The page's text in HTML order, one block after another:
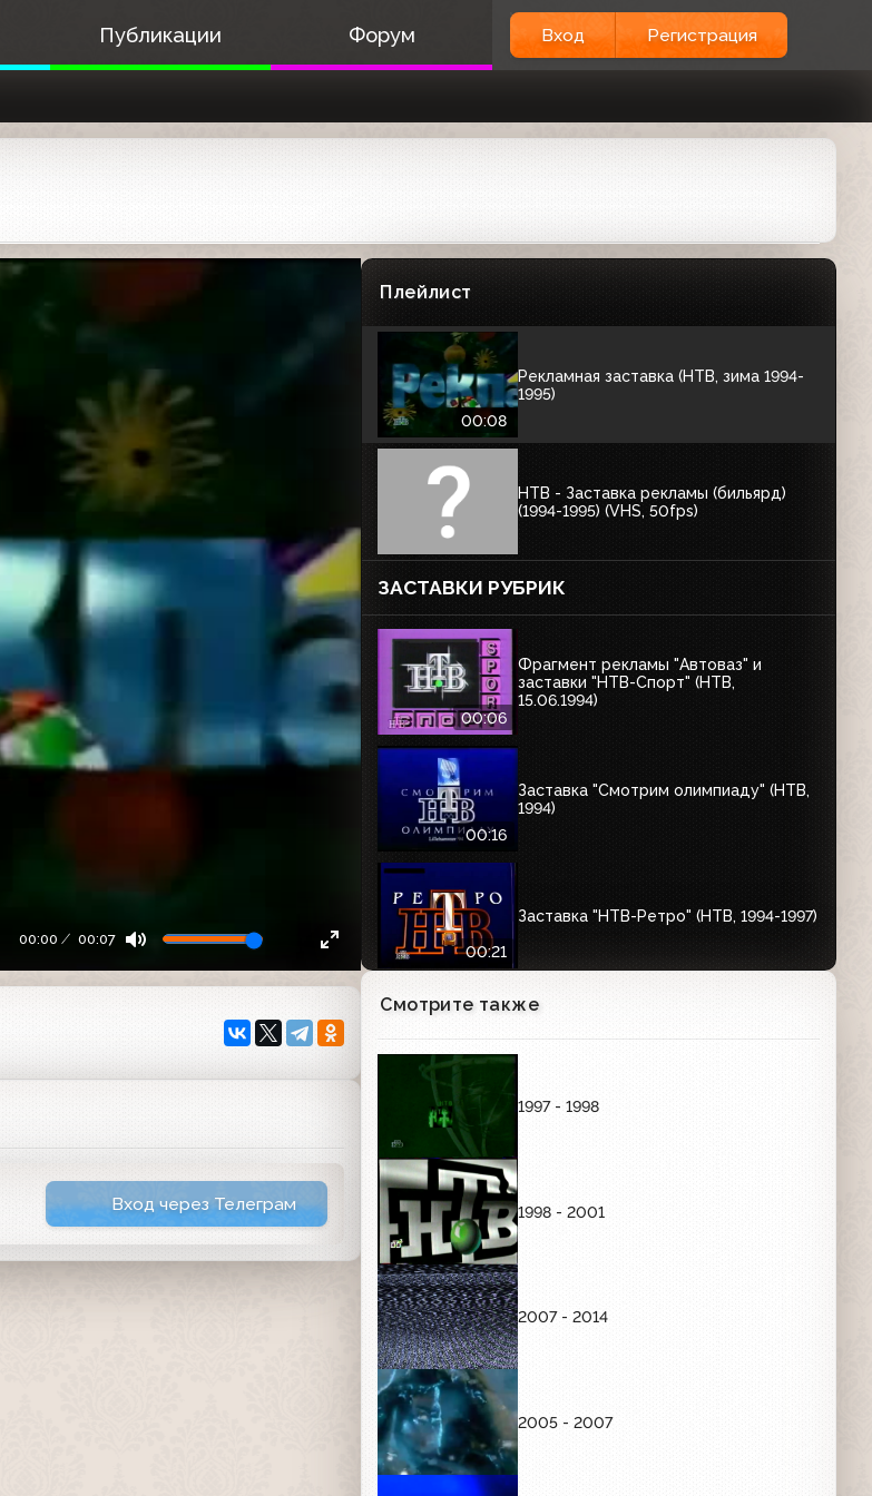
Публикации Форум Вход Регистрация
00:00 00:07
Вход через Телеграм
Плейлист
00:04
00:15
00:08
Рекламная заставка (НТВ, зима 1994-
1995)
НТВ - Заставка рекламы (бильярд)
(1994-1995) (VHS, 50fps)
ЗАСТАВКИ РУБРИК
00:06
Фрагмент рекламы "Автоваз" и
заставки "НТВ-Спорт" (НТВ,
15.06.1994)
00:16
Заставка "Смотрим олимпиаду" (НТВ,
1994)
00:21
Заставка "НТВ-Ретро" (НТВ, 1994-1997)
00:14
1994-1997)
00:14
00:09
00:17
Смотрите также
1997 - 1998
1998 - 2001
2007 - 2014
2005 - 2007